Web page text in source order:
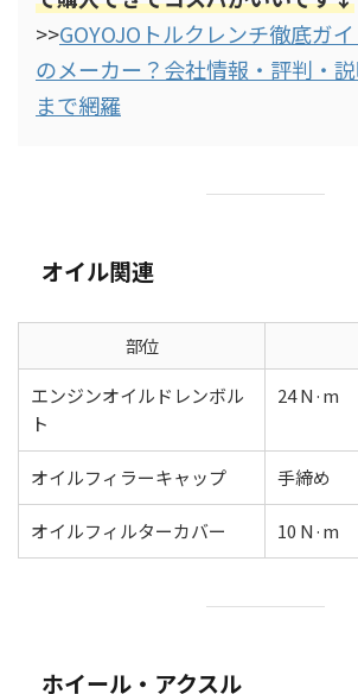
>>GOYOJOトルクレンチ徹底ガ
のメーカー？会社情報・評判・
まで網羅
オイル関連
部位
エンジンオイルドレンボル
ト
24 N·m
オイルフィラーキャップ 手締め
オイルフィルターカバー 10 N·m
ホイール・アクスル